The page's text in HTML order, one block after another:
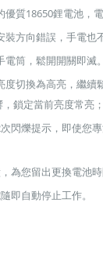
質18650鋰電池，
方向錯誤，手電也
筒，鬆開開關即滅。
切換為高亮，繼續
鎖定當前亮度常亮
閃爍提示，即使您專
為您留出更換電池時
即自動停止工作。